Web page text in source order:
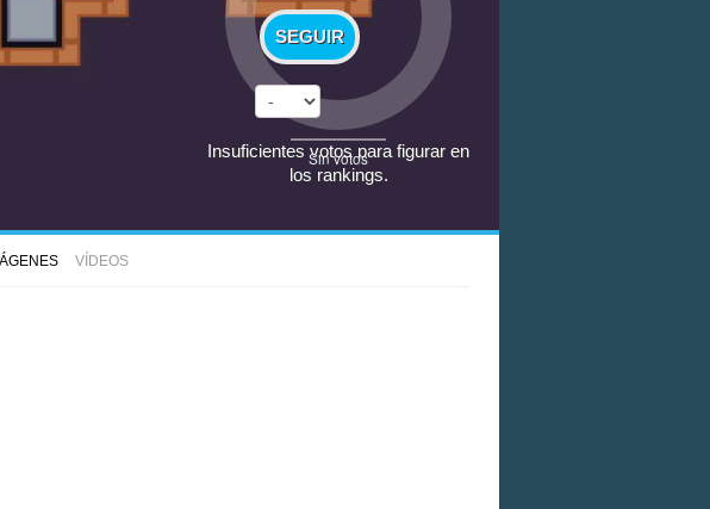
SEGUIR
Sin votos
Insuficientes votos para figurar en
los rankings.
VÍDEOS